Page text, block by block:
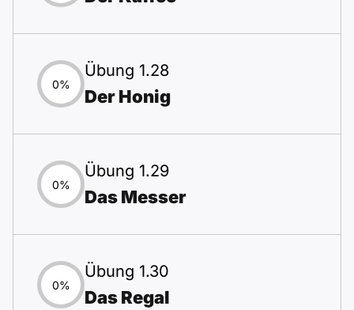
0%
Übung 1.28
Der Honig
0%
Übung 1.29
Das Messer
0%
Übung 1.30
Das Regal